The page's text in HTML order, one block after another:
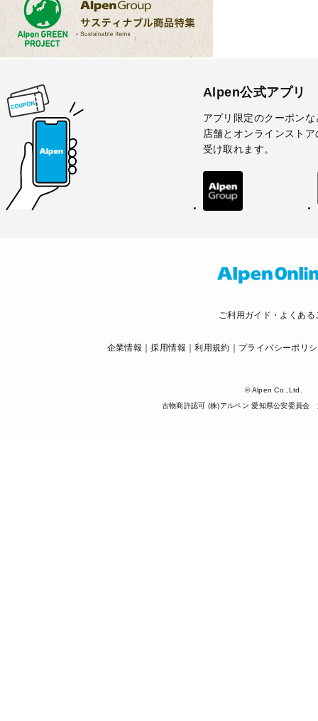
Alpen公式アプリ
アプリ限定のクーポンな
店舗とオンラインスト
受け取れます。
ご利用ガイド・よくある
企業情報 採用情報 利用規約 プライバシーポリ
© Alpen Co.,Ltd.
古物商許認可 (株)アルペン 愛知県公安委員